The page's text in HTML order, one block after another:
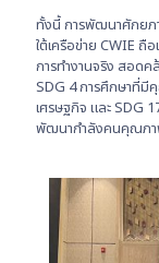
ทั้งนี้ การพัฒนาศักยภ
ใต้เครือข่าย CWIE ถื
การทำงานจริง สอด
SDG 4 การศึกษาที่มี
เศรษฐกิจ และ SDG
พัฒนากำลังคนคุณภา